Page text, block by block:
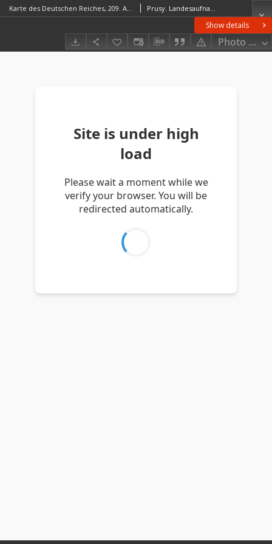
Show details
Photo
Karte des Deutschen Reiches, 209. Amelinghausen Prusy. Landesaufnahme. RedaktorNiemcy. Reichsamt für Landesaufnahme. Wydawca